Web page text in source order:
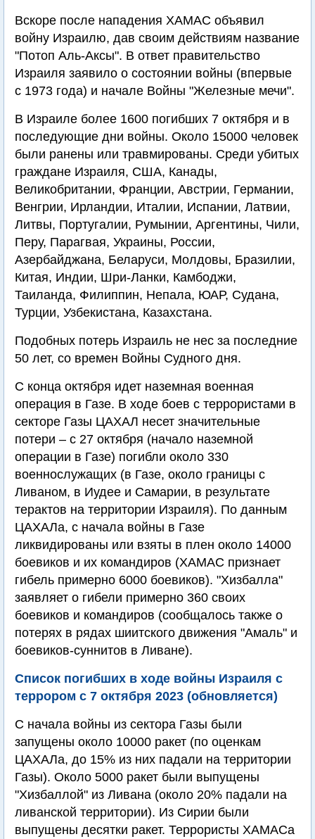
Вскоре после нападения ХАМАС объявил
войну Израилю, дав своим действиям название
"Потоп Аль-Аксы". В ответ правительство
Израиля заявило о состоянии войны (впервые
с 1973 года) и начале Войны "Железные мечи".
В Израиле более 1600 погибших 7 октября и в
последующие дни войны. Около 15000 человек
были ранены или травмированы. Среди убитых
граждане Израиля, США, Канады,
Великобритании, Франции, Австрии, Германии,
Венгрии, Ирландии, Италии, Испании, Латвии,
Литвы, Португалии, Румынии, Аргентины, Чили,
Перу, Парагвая, Украины, России,
Азербайджана, Беларуси, Молдовы, Бразилии,
Китая, Индии, Шри-Ланки, Камбоджи,
Таиланда, Филиппин, Непала, ЮАР, Судана,
Турции, Узбекистана, Казахстана.
Подобных потерь Израиль не нес за последние
50 лет, со времен Войны Судного дня.
С конца октября идет наземная военная
операция в Газе. В ходе боев с террористами в
секторе Газы ЦАХАЛ несет значительные
потери – с 27 октября (начало наземной
операции в Газе) погибли около 330
военнослужащих (в Газе, около границы с
Ливаном, в Иудее и Самарии, в результате
терактов на территории Израиля). По данным
ЦАХАЛа, с начала войны в Газе
ликвидированы или взяты в плен около 14000
боевиков и их командиров (ХАМАС признает
гибель примерно 6000 боевиков). "Хизбалла"
заявляет о гибели примерно 360 своих
боевиков и командиров (сообщалось также о
потерях в рядах шиитского движения "Амаль" и
боевиков-суннитов в Ливане).
Список погибших в ходе войны Израиля с
террором с 7 октября 2023 (обновляется)
С начала войны из сектора Газы были
запущены около 10000 ракет (по оценкам
ЦАХАЛа, до 15% из них падали на территории
Газы). Около 5000 ракет были выпущены
"Хизбаллой" из Ливана (около 20% падали на
ливанской территории). Из Сирии были
выпущены десятки ракет. Террористы ХАМАСа